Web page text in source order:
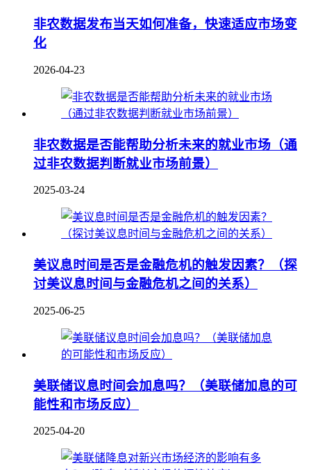
非农数据发布当天如何准备，快速适应市场变
化
2026-04-23
非农数据是否能帮助分析未来的就业市场（通
过非农数据判断就业市场前景）
2025-03-24
美议息时间是否是金融危机的触发因素？（探
讨美议息时间与金融危机之间的关系）
2025-06-25
美联储议息时间会加息吗？（美联储加息的可
能性和市场反应）
2025-04-20